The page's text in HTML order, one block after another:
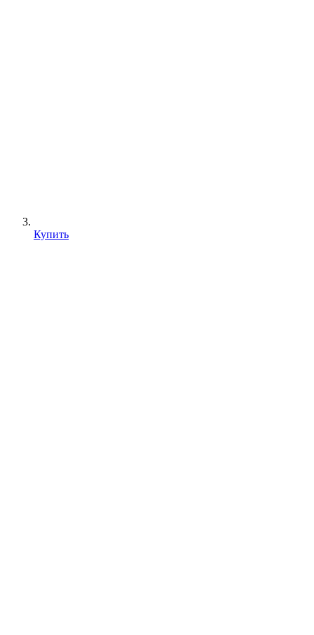
Купить